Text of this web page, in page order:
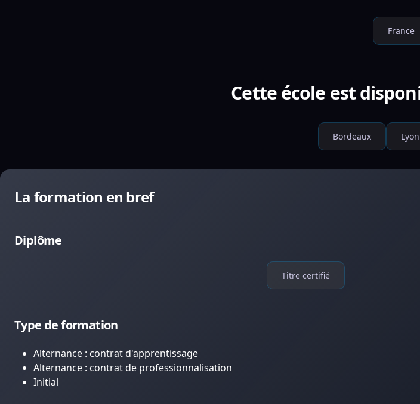
France
Cette école est
Bordeaux Lyon
La formation en bref
Diplôme
Titre certifié
Type de formation
Alternance : contrat d'apprentissage
Alternance : contrat de professionnalisation
Initial